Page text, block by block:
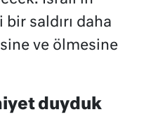
saldırı daha
ve ölmesine
duyduk